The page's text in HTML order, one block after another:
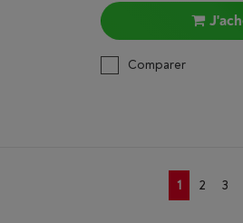
Comparer
1 2 3